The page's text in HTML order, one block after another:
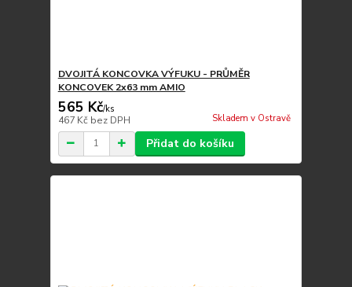
DVOJITÁ KONCOVKA VÝFUKU - PRŮMĚR
KONCOVEK 2x63 mm AMIO
565 Kč/ks
467 Kč bez DPH Skladem v Ostravě
Přidat do košíku